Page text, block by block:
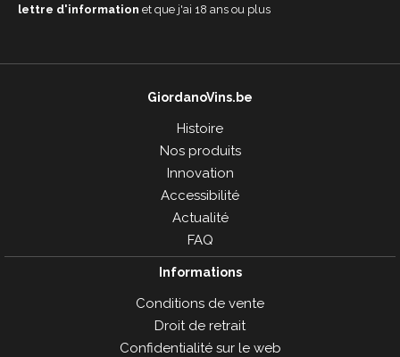
lettre d'information et que j'ai 18 ans ou plus
GiordanoVins.be
Histoire
Nos produits
Innovation
Accessibilité
Actualité
FAQ
Informations
Conditions de vente
Droit de retrait
Confidentialité sur le web